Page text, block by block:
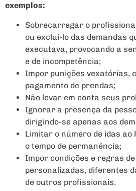
exemplos:
Sobrecarregar o
ou excluí-lo das demandas
executava, provocando a
e de incompetência;
Impor punições vexatórias,
pagamento de prendas;
Não levar em conta seus
Ignorar a presença da
dirigindo-se apenas aos
Limitar o número de idas
o tempo de permanência;
Impor condições e regras
personalizadas, diferentes
de outros profissionais.